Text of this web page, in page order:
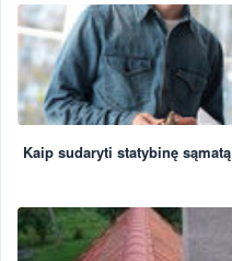
Kaip sudaryti statybinę sąmatą